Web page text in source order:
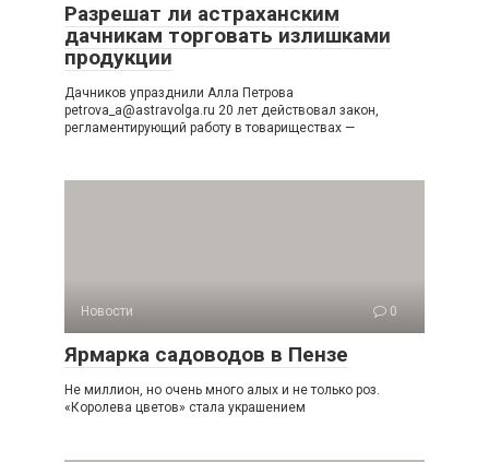
Разрешат ли астраханским
дачникам торговать излишками
продукции
Дачников упразднили Алла Петрова
petrova_a@astravolga.ru 20 лет действовал закон,
регламентирующий работу в товариществах —
Новости 0
Ярмарка садоводов в Пензе
Не миллион, но очень много алых и не только роз.
«Королева цветов» стала украшением